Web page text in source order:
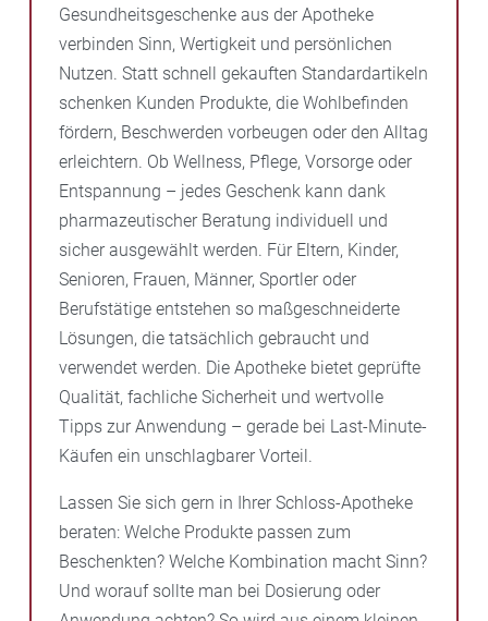
Gesundheitsgeschenke aus der Apotheke
verbinden Sinn, Wertigkeit und persönlichen
Nutzen. Statt schnell gekauften Standardartikeln
schenken Kunden Produkte, die Wohlbefinden
fördern, Beschwerden vorbeugen oder den Alltag
erleichtern. Ob Wellness, Pflege, Vorsorge oder
Entspannung – jedes Geschenk kann dank
pharmazeutischer Beratung individuell und
sicher ausgewählt werden. Für Eltern, Kinder,
Senioren, Frauen, Männer, Sportler oder
Berufstätige entstehen so maßgeschneiderte
Lösungen, die tatsächlich gebraucht und
verwendet werden. Die Apotheke bietet geprüfte
Qualität, fachliche Sicherheit und wertvolle
Tipps zur Anwendung – gerade bei Last-Minute-
Käufen ein unschlagbarer Vorteil.
Lassen Sie sich gern in Ihrer Schloss-Apotheke
beraten: Welche Produkte passen zum
Beschenkten? Welche Kombination macht Sinn?
Und worauf sollte man bei Dosierung oder